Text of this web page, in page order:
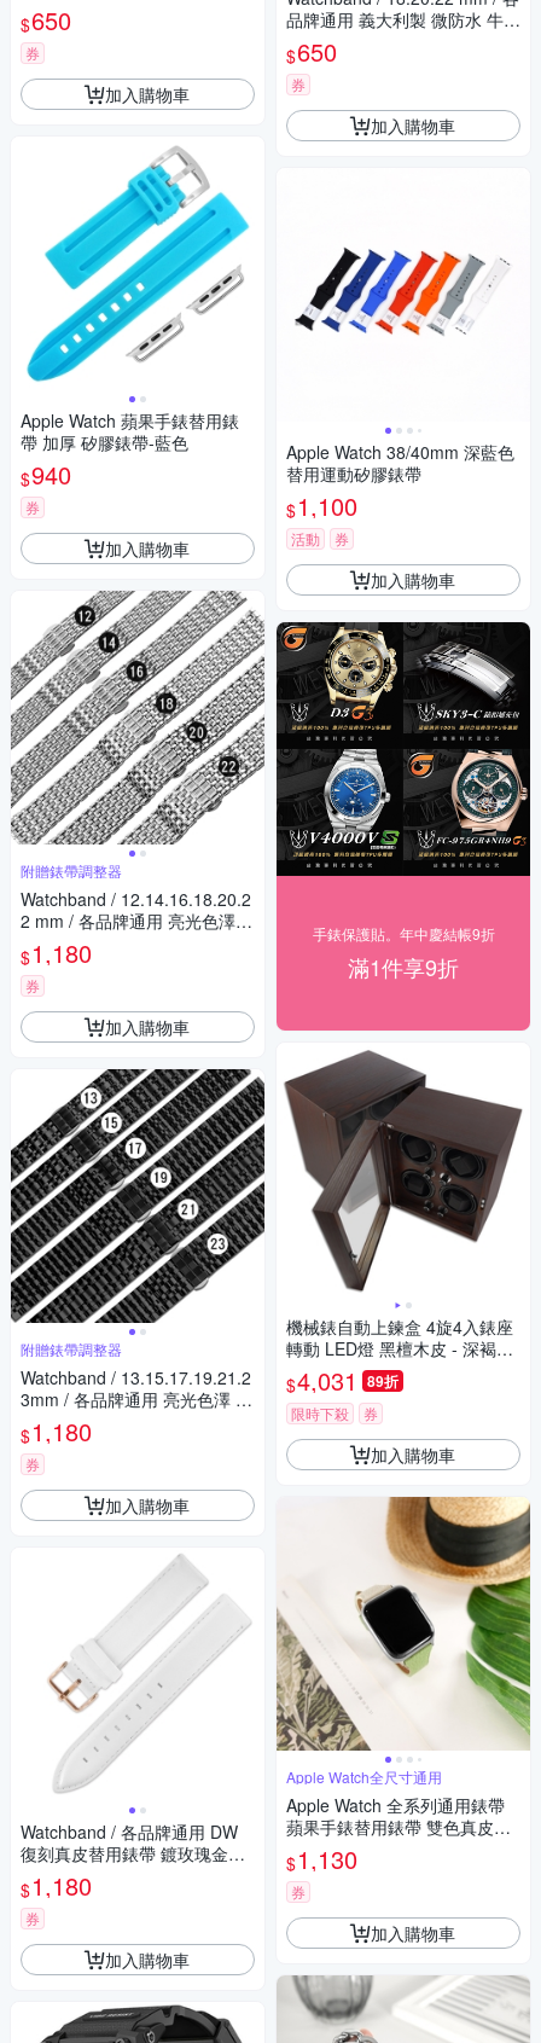
$650
券
加入購物車
Apple Watch 蘋果手錶替用錶
帶 加厚 矽膠錶帶-藍色
$940
券
加入購物車
附贈錶帶調整器
Watchband / 12.14.16.18.20.2
2 mm / 各品牌通用 亮光色澤
蝴蝶雙壓扣 不鏽鋼錶帶 銀色
$1,180
券
加入購物車
附贈錶帶調整器
Watchband / 13.15.17.19.21.2
3mm / 各品牌通用 亮光色澤 蝴
蝶雙壓扣 不鏽鋼錶帶-黑色
$1,180
券
加入購物車
Watchband / 各品牌通用 DW
復刻真皮替用錶帶 鍍玫瑰金不
鏽鋼扣頭-白色
$1,180
券
加入購物車
品牌通用 義大利製 微防水 牛皮
錶帶 黑色
$650
券
加入購物車
Apple Watch 38/40mm 深藍色
替用運動矽膠錶帶
$1,100
活動 券
加入購物車
手錶保護貼。年中慶結帳9折
滿1件享9折
機械錶自動上鍊盒 4旋4入錶座
轉動 LED燈 黑檀木皮 - 深褐x
$4,031 89折
限時下殺 券
加入購物車
Apple Watch全尺寸通用
Apple Watch 全系列通用錶帶
蘋果手錶替用錶帶 雙色真皮錶
帶-綠x米白色
$1,130
券
加入購物車